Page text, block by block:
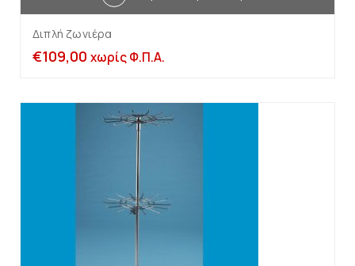
Διπλή ζωνιέρα
€109,00 χωρίς Φ.Π.Α.